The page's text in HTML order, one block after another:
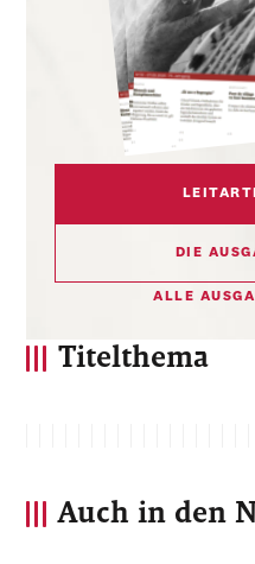
Titelthema
DIE
ALLE
Auch in den